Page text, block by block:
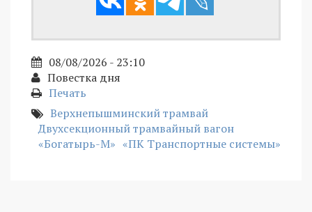
08/08/2026 - 23:10
Повестка дня
Печать
Верхнепышминский трамвай
Двухсекционный трамвайный вагон
«Богатырь-М» «ПК Транспортные системы»